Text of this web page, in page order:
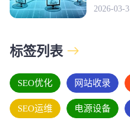
2026-03-
标签列表
SEO优化 网站收录
SEO运维 电源设备